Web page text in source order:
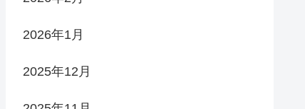
2026年1月
2025年12月